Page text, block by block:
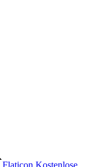
Flaticon Kostenlose